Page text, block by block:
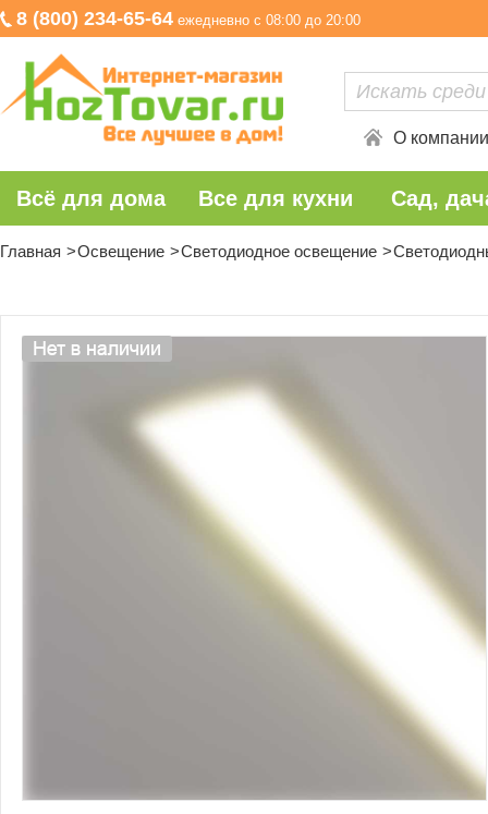
8 (800) 234-65-64 ежедневно с 08:00 до 20:00
О компании
Всё для дома Все для кухни Сад,
Главная Освещение Светодиодное освещение